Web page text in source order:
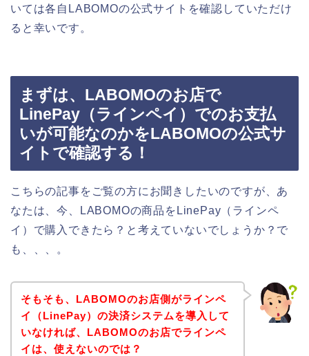
いては各自LABOMOの公式サイトを確認していただけ
ると幸いです。
まずは、LABOMOのお店で
LinePay（ラインペイ）でのお支払
いが可能なのかをLABOMOの公式サ
イトで確認する！
こちらの記事をご覧の方にお聞きしたいのですが、あ
なたは、今、LABOMOの商品をLinePay（ラインペ
イ）で購入できたら？と考えていないでしょうか？で
も、、、。
そもそも、LABOMOのお店側がラインペ
イ（LinePay）の決済システムを導入して
いなければ、LABOMOのお店でラインペ
イは、使えないのでは？